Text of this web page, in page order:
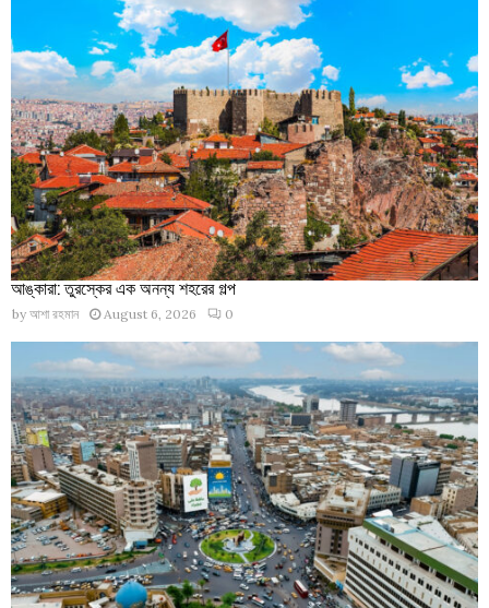
আঙ্কারা: তুরস্কের এক অনন্য শহরের গল্প
by আশা রহমান August 6, 2026 0